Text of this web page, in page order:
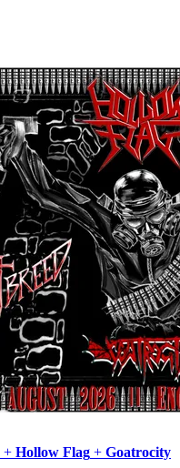
+ Hollow Flag + Goatrocity